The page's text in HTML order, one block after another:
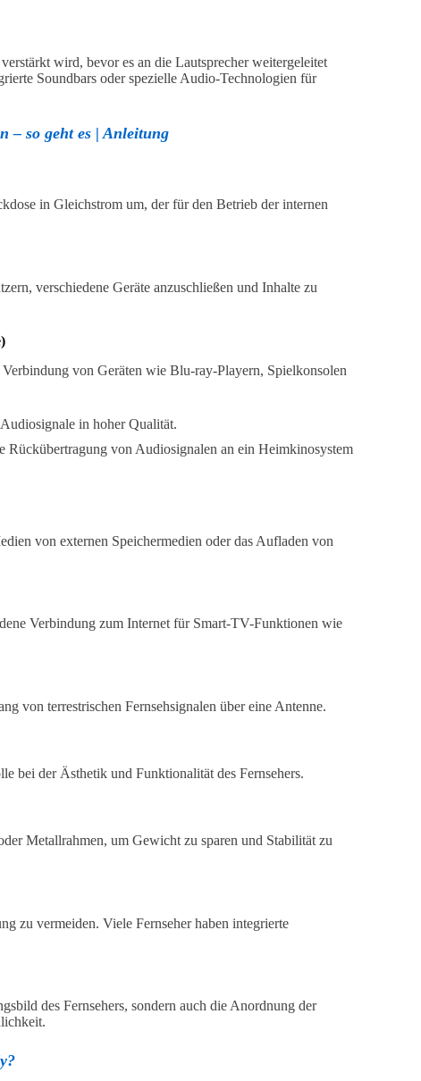
wird, bevor es an die Lautsprecher weitergeleitet
Soundbars oder spezielle Audio-Technologien für
– so geht es | Anleitung
in Gleichstrom um, der für den Betrieb der internen
verschiedene Geräte anzuschließen und Inhalte zu
von Geräten wie Blu-ray-Playern, Spielkonsolen
in hoher Qualität.
Rückübertragung von Audiosignalen an ein Heimkinosystem
von externen Speichermedien oder das Aufladen von
Verbindung zum Internet für Smart-TV-Funktionen wie
von terrestrischen Fernsehsignalen über eine Antenne.
bei der Ästhetik und Funktionalität des Fernsehers.
Metallrahmen, um Gewicht zu sparen und Stabilität zu
zu vermeiden. Viele Fernseher haben integrierte
des Fernsehers, sondern auch die Anordnung der